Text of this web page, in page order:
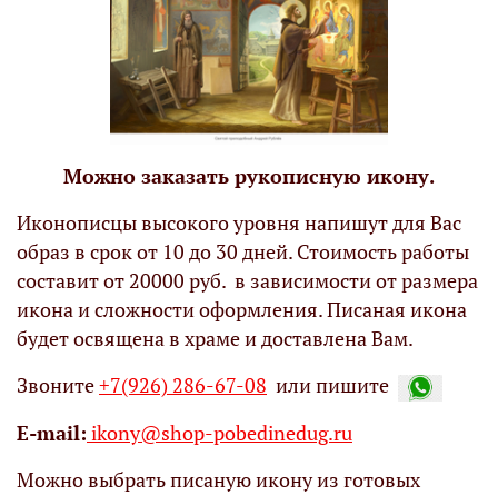
Можно заказать рукописную икону.
Иконописцы высокого уровня напишут для Вас
образ в срок от 10 до 30 дней. Стоимость работы
составит от 20000 руб. в зависимости от размера
икона и сложности оформления. Писаная икона
будет освящена в храме и доставлена Вам.
Звоните+7(926) 286-67-08 или пишите
Е-mail: ikony@shop-pobedinedug.ru
Можно выбрать писаную икону из готовых